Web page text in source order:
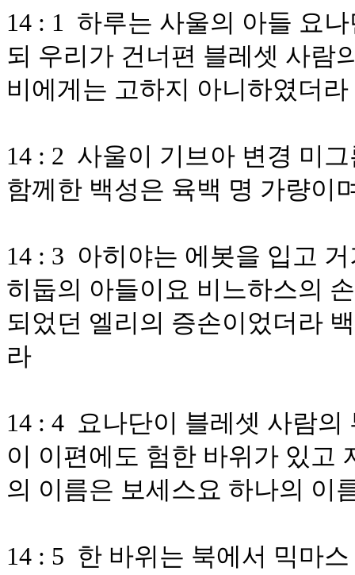
14 : 1 하루는 사울의 아들 요
되 우리가 건너편 블레셋 사람
비에게는 고하지 아니하였더라
14 : 2 사울이 기브아 변경 미
함께한 백성은 육백 명 가량이
14 : 3 아히야는 에봇을 입고
히둡의 아들이요 비느하스의
되었던 엘리의 증손이었더라
라
14 : 4 요나단이 블레셋 사람
이 이편에도 험한 바위가 있고
의 이름은 보세스요 하나의 이
14 : 5 한 바위는 북에서 믹마